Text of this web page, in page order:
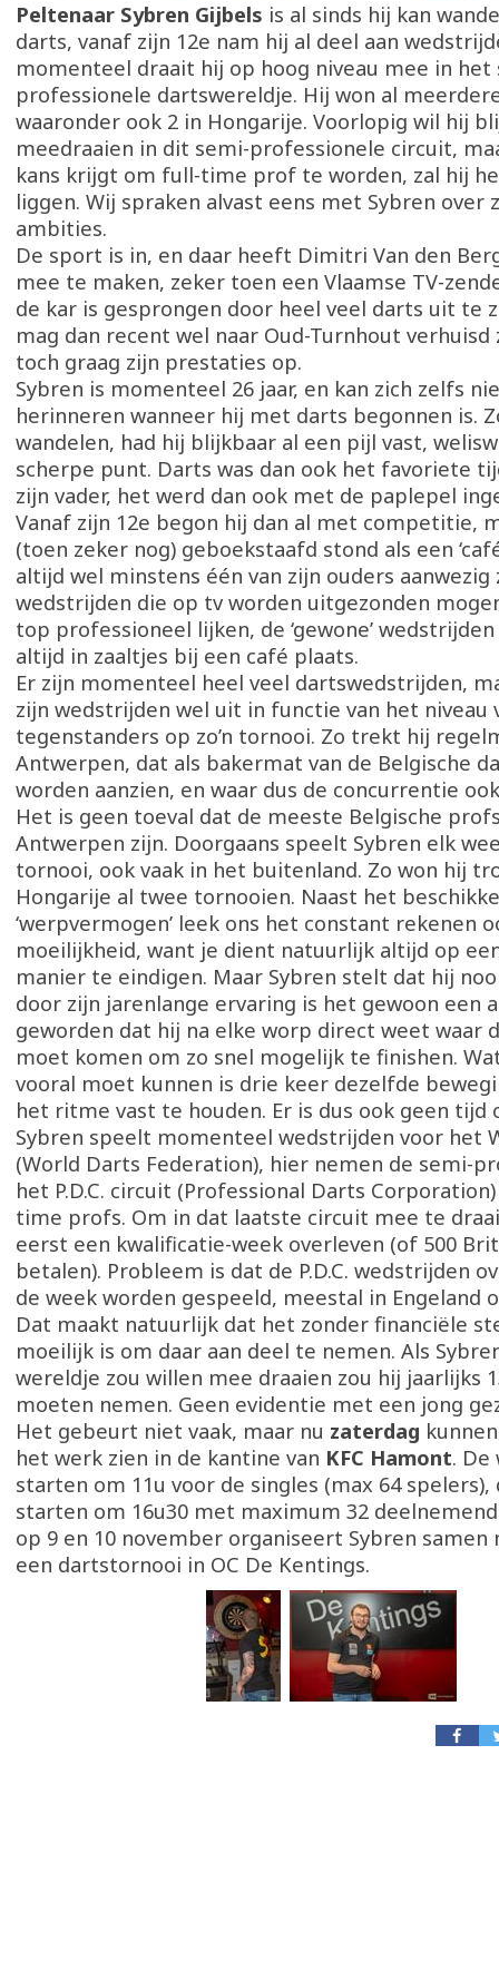
Peltenaar Sybren Gijbels is al sinds hij kan
darts, vanaf zijn 12e nam hij al deel aan
momenteel draait hij op hoog niveau mee in het
professionele dartswereldje. Hij won al
waaronder ook 2 in Hongarije. Voorlopig wil hij
meedraaien in dit semi-professionele circuit,
kans krijgt om full-time prof te worden, zal hij
liggen. Wij spraken alvast eens met Sybren over
ambities.
De sport is in, en daar heeft Dimitri Van den
mee te maken, zeker toen een Vlaamse TV-
de kar is gesprongen door heel veel darts uit te
mag dan recent wel naar Oud-Turnhout verhuisd
toch graag zijn prestaties op.
Sybren is momenteel 26 jaar, en kan zich zelfs
herinneren wanneer hij met darts begonnen is.
wandelen, had hij blijkbaar al een pijl vast,
scherpe punt. Darts was dan ook het favoriete
zijn vader, het werd dan ook met de paplepel
Vanaf zijn 12e begon hij dan al met competitie,
(toen zeker nog) geboekstaafd stond als een
altijd wel minstens één van zijn ouders aanwezig
wedstrijden die op tv worden uitgezonden
top professioneel lijken, de ‘gewone’
altijd in zaaltjes bij een café plaats.
Er zijn momenteel heel veel dartswedstrijden,
zijn wedstrijden wel uit in functie van het niveau
tegenstanders op zo’n tornooi. Zo trekt hij
Antwerpen, dat als bakermat van de Belgische
worden aanzien, en waar dus de concurrentie
Het is geen toeval dat de meeste Belgische
Antwerpen zijn. Doorgaans speelt Sybren elk
tornooi, ook vaak in het buitenland. Zo won hij
Hongarije al twee tornooien. Naast het
‘werpvermogen’ leek ons het constant rekenen
moeilijkheid, want je dient natuurlijk altijd op
manier te eindigen. Maar Sybren stelt dat hij
door zijn jarenlange ervaring is het gewoon een
geworden dat hij na elke worp direct weet waar
moet komen om zo snel mogelijk te finishen.
vooral moet kunnen is drie keer dezelfde
het ritme vast te houden. Er is dus ook geen tijd
Sybren speelt momenteel wedstrijden voor het
(World Darts Federation), hier nemen de semi-
het P.D.C. circuit (Professional Darts
time profs. Om in dat laatste circuit mee te
eerst een kwalificatie-week overleven (of 500
betalen). Probleem is dat de P.D.C. wedstrijden
de week worden gespeeld, meestal in Engeland
Dat maakt natuurlijk dat het zonder financiële
moeilijk is om daar aan deel te nemen. Als
wereldje zou willen mee draaien zou hij jaarlijks
moeten nemen. Geen evidentie met een jong
Het gebeurt niet vaak, maar nu zaterdag
het werk zien in de kantine van KFC Hamont.
starten om 11u voor de singles (max 64 spelers),
starten om 16u30 met maximum 32
op 9 en 10 november organiseert Sybren
een dartstornooi in OC De Kentings.